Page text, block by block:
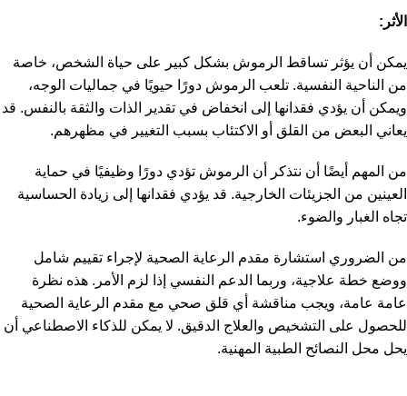
الأثر:
يمكن أن يؤثر تساقط الرموش بشكل كبير على حياة الشخص، خاصة
من الناحية النفسية. تلعب الرموش دورًا حيويًا في جماليات الوجه،
ويمكن أن يؤدي فقدانها إلى انخفاض في تقدير الذات والثقة بالنفس. قد
يعاني البعض من القلق أو الاكتئاب بسبب التغيير في مظهرهم.
من المهم أيضًا أن نتذكر أن الرموش تؤدي دورًا وظيفيًا في حماية
العينين من الجزيئات الخارجية. قد يؤدي فقدانها إلى زيادة الحساسية
تجاه الغبار والضوء.
من الضروري استشارة مقدم الرعاية الصحية لإجراء تقييم شامل
ووضع خطة علاجية، وربما الدعم النفسي إذا لزم الأمر. هذه نظرة
عامة عامة، ويجب مناقشة أي قلق صحي مع مقدم الرعاية الصحية
للحصول على التشخيص والعلاج الدقيق. لا يمكن للذكاء الاصطناعي أن
يحل محل النصائح الطبية المهنية.